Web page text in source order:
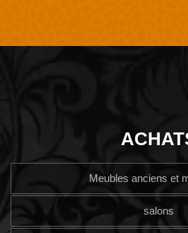
Meubles anciens et
salons